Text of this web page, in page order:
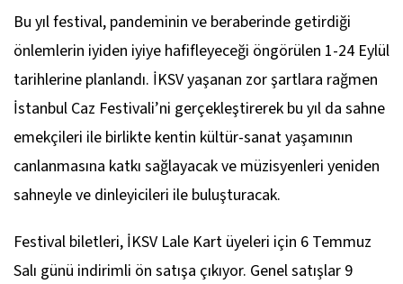
Bu yıl festival, pandeminin ve beraberinde getirdiği
önlemlerin iyiden iyiye hafifleyeceği öngörülen 1-24 Eylül
tarihlerine planlandı. İKSV yaşanan zor şartlara rağmen
İstanbul Caz Festivali’ni gerçekleştirerek bu yıl da sahne
emekçileri ile birlikte kentin kültür-sanat yaşamının
canlanmasına katkı sağlayacak ve müzisyenleri yeniden
sahneyle ve dinleyicileri ile buluşturacak.
Festival biletleri, İKSV Lale Kart üyeleri için 6 Temmuz
Salı günü indirimli ön satışa çıkıyor. Genel satışlar 9